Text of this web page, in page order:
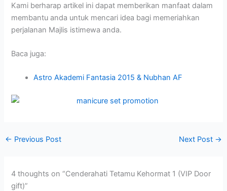
Kami berharap artikel ini dapat memberikan manfaat dalam
membantu anda untuk mencari idea bagi memeriahkan
perjalanan Majlis istimewa anda.
Baca juga:
Astro Akademi Fantasia 2015 & Nubhan AF
← Previous Post Next Post →
4 thoughts on “Cenderahati Tetamu Kehormat 1 (VIP Door
gift)”